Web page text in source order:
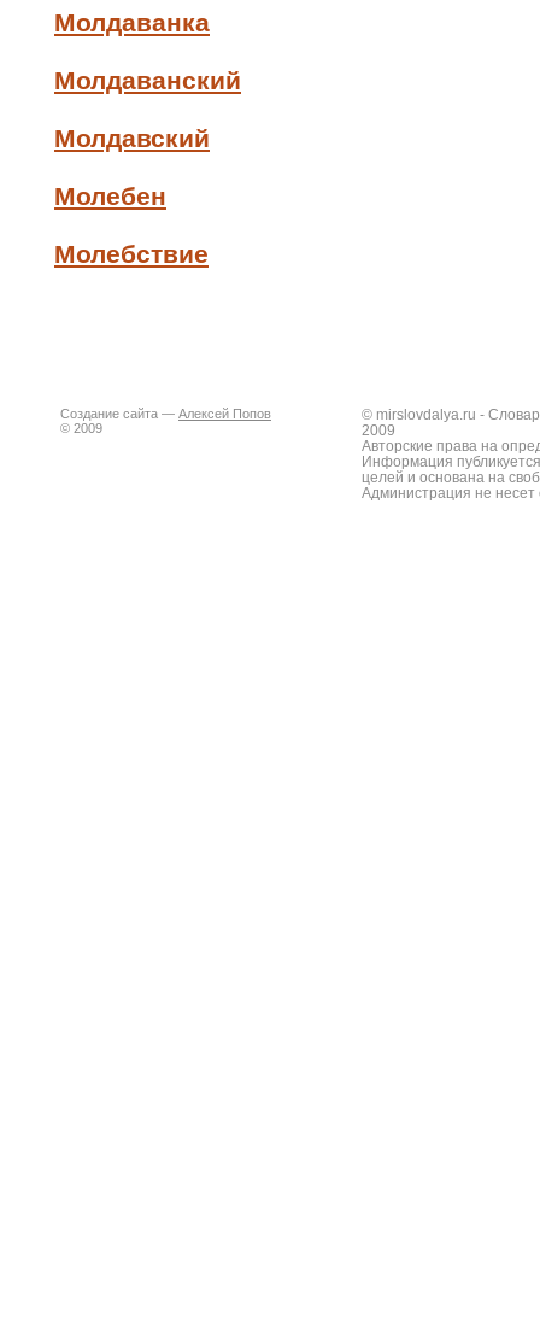
Молдаванка
Молдаванский
Молдавский
Молебен
Молебствие
Создание сайта — Алексей Попов
© 2009
© mirslovdalya.ru -
2009
Авторские права на
Информация
целей и основана на
Администрация не несет